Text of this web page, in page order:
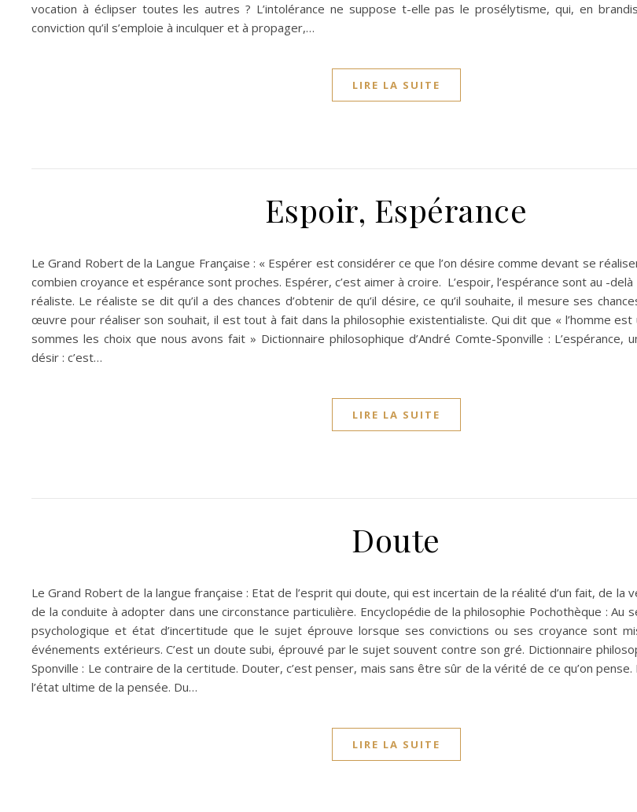
vocation à éclipser toutes les autres ? L’intolérance ne suppose t-elle pas le prosélytisme, qui, en
conviction qu’il s’emploie à inculquer et à propager,…
LIRE LA SUITE
Espoir, Espérance
Le Grand Robert de la Langue Française : « Espérer est considérer ce que l’on désire comme devant se
combien croyance et espérance sont proches. Espérer, c’est aimer à croire. L’espoir, l’espérance sont au -
réaliste. Le réaliste se dit qu’il a des chances d’obtenir de qu’il désire, ce qu’il souhaite, il mesure ses
œuvre pour réaliser son souhait, il est tout à fait dans la philosophie existentialiste. Qui dit que « l’homme
sommes les choix que nous avons fait » Dictionnaire philosophique d’André Comte-Sponville : L’espérance,
désir : c’est…
LIRE LA SUITE
Doute
Le Grand Robert de la langue française : Etat de l’esprit qui doute, qui est incertain de la réalité d’un fait, de la
de la conduite à adopter dans une circonstance particulière. Encyclopédie de la philosophie Pochothèque : Au
psychologique et état d’incertitude que le sujet éprouve lorsque ses convictions ou ses croyance sont
événements extérieurs. C’est un doute subi, éprouvé par le sujet souvent contre son gré. Dictionnaire
Sponville : Le contraire de la certitude. Douter, c’est penser, mais sans être sûr de la vérité de ce qu’on
l’état ultime de la pensée. Du…
LIRE LA SUITE